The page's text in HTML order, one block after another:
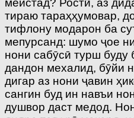
меистад? Ростӣ, аз
тираю тараҳҳумовар,
тифлону модарон ба
мепурсанд: шумо ҷое
нони сабӯсӣ турш буду
дандон мехалид, бӯйи
дигар аз нони ҷавин
сангин буд ин навъи
душвор даст медод.